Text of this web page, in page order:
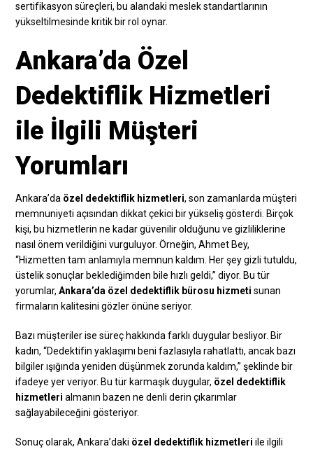
sertifikasyon süreçleri, bu alandaki meslek standartlarının
yükseltilmesinde kritik bir rol oynar.
Ankara’da Özel
Dedektiflik Hizmetleri
ile İlgili Müşteri
Yorumları
Ankara’da özel dedektiflik hizmetleri, son zamanlarda müşteri
memnuniyeti açısından dikkat çekici bir yükseliş gösterdi. Birçok
kişi, bu hizmetlerin ne kadar güvenilir olduğunu ve gizliliklerine
nasıl önem verildiğini vurguluyor. Örneğin, Ahmet Bey,
“Hizmetten tam anlamıyla memnun kaldım. Her şey gizli tutuldu,
üstelik sonuçlar beklediğimden bile hızlı geldi,” diyor. Bu tür
yorumlar,Ankara’da özel dedektiflik bürosu hizmeti sunan
firmaların kalitesini gözler önüne seriyor.
Bazı müşteriler ise süreç hakkında farklı duygular besliyor. Bir
kadın, “Dedektifin yaklaşımı beni fazlasıyla rahatlattı, ancak bazı
bilgiler ışığında yeniden düşünmek zorunda kaldım,” şeklinde bir
ifadeye yer veriyor. Bu tür karmaşık duygular, özel dedektiflik
hizmetleri almanın bazen ne denli derin çıkarımlar
sağlayabileceğini gösteriyor.
Sonuç olarak, Ankara’daki özel dedektiflik hizmetleri ile ilgili